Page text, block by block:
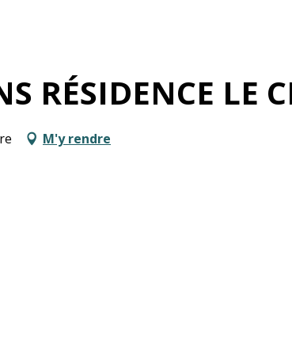
RÉSIDENCE LE
M'y rendre